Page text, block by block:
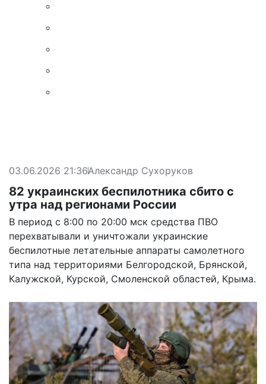
03.06.2026 21:36Александр Сухоруков
82 украинских беспилотника сбито с
утра над регионами России
В период с 8:00 по 20:00 мск средства ПВО
перехватывали и уничтожали украинские
беспилотные летательные аппараты самолетного
типа над территориями Белгородской, Брянской,
Калужской, Курской, Смоленской областей, Крыма.